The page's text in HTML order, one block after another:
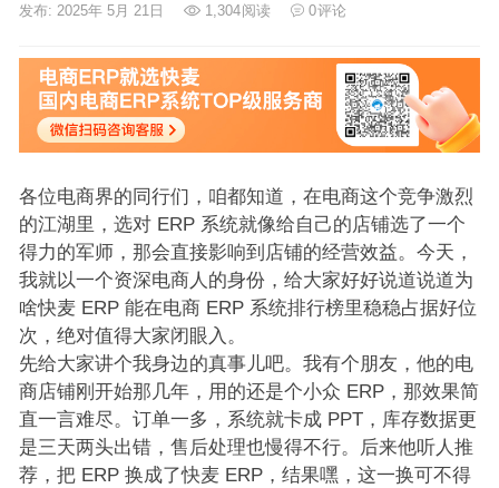
发布: 2025年 5月 21日 1,304阅读 0评论
各位电商界的同行们，咱都知道，在电商这个竞争激烈
的江湖里，选对 ERP 系统就像给自己的店铺选了一个
得力的军师，那会直接影响到店铺的经营效益。今天，
我就以一个资深电商人的身份，给大家好好说道说道为
啥快麦 ERP 能在电商 ERP 系统排行榜里稳稳占据好位
次，绝对值得大家闭眼入。
先给大家讲个我身边的真事儿吧。我有个朋友，他的电
商店铺刚开始那几年，用的还是个小众 ERP，那效果简
直一言难尽。订单一多，系统就卡成 PPT，库存数据更
是三天两头出错，售后处理也慢得不行。后来他听人推
荐，把 ERP 换成了快麦 ERP，结果嘿，这一换可不得